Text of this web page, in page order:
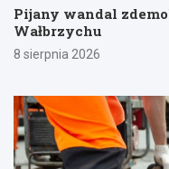
Pijany wandal
Wałbrzychu
8 sierpnia 2026